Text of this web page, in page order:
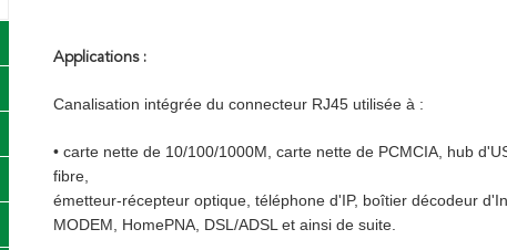
Applications :
Canalisation intégrée du connecteur RJ45 utilisée à :
• carte nette de 10/100/1000M, carte nette de PCMCIA, hub
fibre,
émetteur-récepteur optique, téléphone d'IP, boîtier décodeur
MODEM, HomePNA, DSL/ADSL et ainsi de suite.